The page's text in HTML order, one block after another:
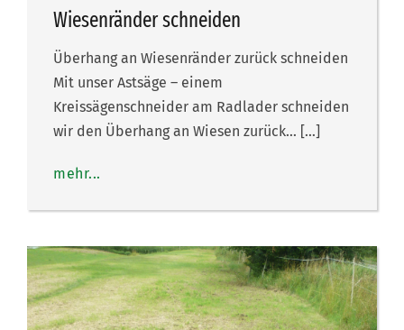
Wiesenränder schneiden
Überhang an Wiesenränder zurück schneiden
Mit unser Astsäge – einem
Kreissägenschneider am Radlader schneiden
wir den Überhang an Wiesen zurück… […]
mehr...